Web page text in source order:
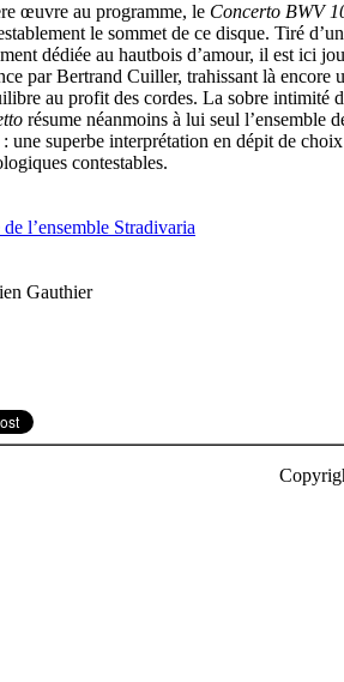
œuvre au programme, le Concerto BWV
le sommet de ce disque. Tiré
dédiée au hautbois d’amour, il est ici
par Bertrand Cuiller, trahissant là encore
au profit des cordes. La sobre intimité
résume néanmoins à lui seul l’ensemble
une superbe interprétation en dépit de choix
contestables.
l’ensemble Stradivaria
Gauthier